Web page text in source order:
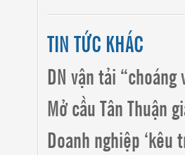
TIN TỨC KHÁC
DN vận tải
Mở cầu Tân Thuận
Doanh nghiệp